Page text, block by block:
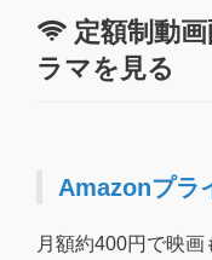
定額制動
ラマを見る
Amazonプラ
月額約400円で映